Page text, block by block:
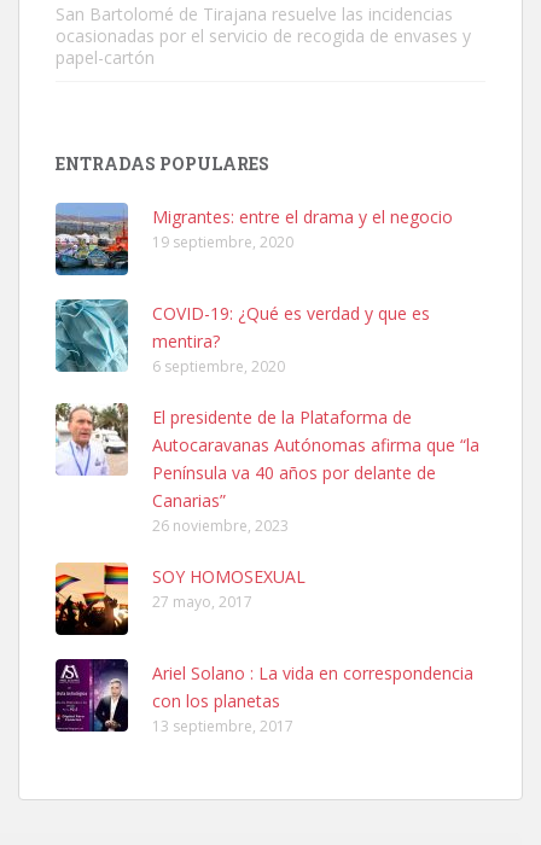
Leales.org » Gran Canaria
Ninfa perdida
El día 5 se los perdió una ninfa papillera, asustada tiene miedo a la
calle, se perdió por la zon...
Leales.org » Gran Canaria
6.7.2025
Adopcion
Busco casa de acogida para mi perrita ya que por temas de trabajo
no la puedo tener. Solo gente r...
San Bartolomé de Tirajana resuelve las incidencias
ocasionadas por el servicio de recogida de envases y
papel-cartón
ENTRADAS POPULARES
Migrantes: entre el drama y el negocio
19 septiembre, 2020
COVID-19: ¿Qué es verdad y que es
mentira?
6 septiembre, 2020
El presidente de la Plataforma de
Autocaravanas Autónomas afirma que “la
Península va 40 años por delante de
Canarias”
26 noviembre, 2023
SOY HOMOSEXUAL
27 mayo, 2017
Ariel Solano : La vida en correspondencia
con los planetas
13 septiembre, 2017